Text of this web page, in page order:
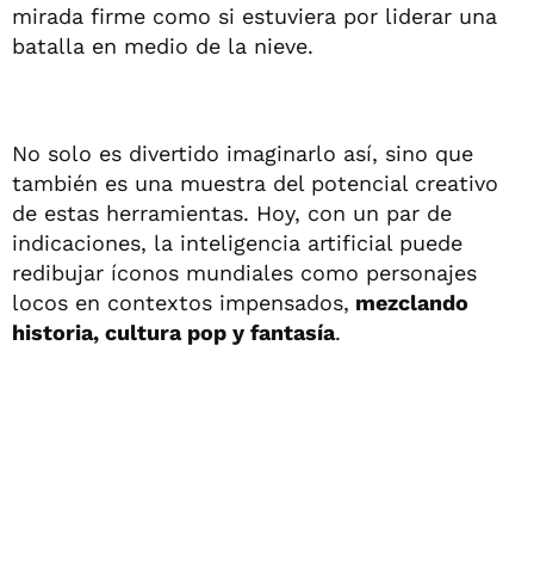
mirada firme como si estuviera por liderar una
batalla en medio de la nieve.
No solo es divertido imaginarlo así, sino que
también es una muestra del potencial creativo
de estas herramientas. Hoy, con un par de
indicaciones, la inteligencia artificial puede
redibujar íconos mundiales como personajes
locos en contextos impensados, mezclando
historia, cultura pop y fantasía.